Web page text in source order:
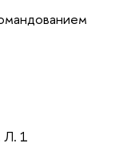
1